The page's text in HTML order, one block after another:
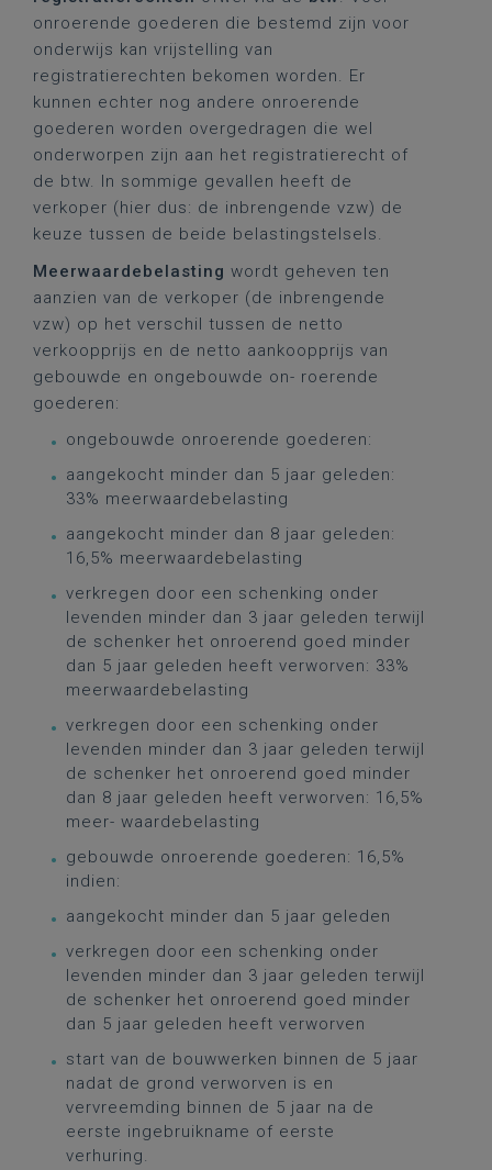
onroerende goederen die bestemd zijn voor
onderwijs kan vrijstelling van
registratierechten bekomen worden. Er
kunnen echter nog andere onroerende
goederen worden overgedragen die wel
onderworpen zijn aan het registratierecht of
de btw. In sommige gevallen heeft de
verkoper (hier dus: de inbrengende vzw) de
keuze tussen de beide belastingstelsels.
Meerwaardebelasting wordt geheven ten
aanzien van de verkoper (de inbrengende
vzw) op het verschil tussen de netto
verkoopprijs en de netto aankoopprijs van
gebouwde en ongebouwde on- roerende
goederen:
ongebouwde onroerende goederen:
aangekocht minder dan 5 jaar geleden:
33% meerwaardebelasting
aangekocht minder dan 8 jaar geleden:
16,5% meerwaardebelasting
verkregen door een schenking onder
levenden minder dan 3 jaar geleden terwijl
de schenker het onroerend goed minder
dan 5 jaar geleden heeft verworven: 33%
meerwaardebelasting
verkregen door een schenking onder
levenden minder dan 3 jaar geleden terwijl
de schenker het onroerend goed minder
dan 8 jaar geleden heeft verworven: 16,5%
meer- waardebelasting
gebouwde onroerende goederen: 16,5%
indien:
aangekocht minder dan 5 jaar geleden
verkregen door een schenking onder
levenden minder dan 3 jaar geleden terwijl
de schenker het onroerend goed minder
dan 5 jaar geleden heeft verworven
start van de bouwwerken binnen de 5 jaar
nadat de grond verworven is en
vervreemding binnen de 5 jaar na de
eerste ingebruikname of eerste
verhuring.